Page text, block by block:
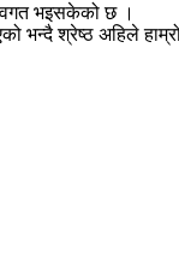
अवगत भइसकेको छ ।
भन्दै श्रेष्ठ अहिले